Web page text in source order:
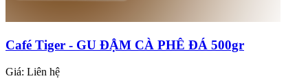
Café Tiger - GU ĐẬM CÀ PHÊ ĐÁ 500gr
Giá: Liên hệ